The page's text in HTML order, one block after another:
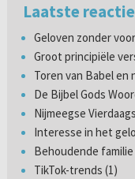
Laatste
Geloven zonder
Groot principiële
Toren van Babel en
De Bijbel Gods
Nijmeegse
Interesse in het
Behoudende
TikTok-trends (1)